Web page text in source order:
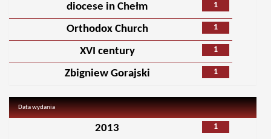
1
diocese in Chełm
1
Orthodox Church
1
XVI century
1
Zbigniew Gorajski
Data wydania
1
2013